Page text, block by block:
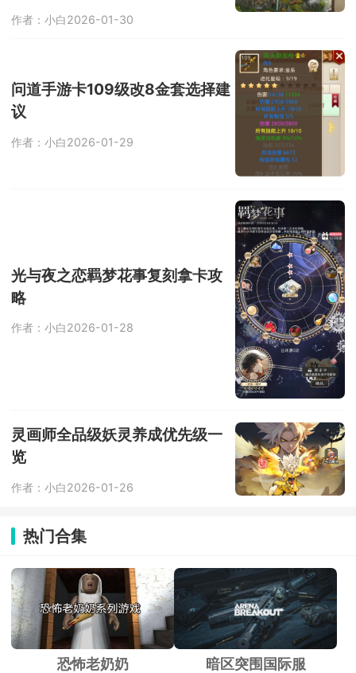
作者：小白2026-01-30
问道手游卡109级改8金套选择建
议
作者：小白2026-01-29
光与夜之恋羁梦花事复刻拿卡攻
略
作者：小白2026-01-28
灵画师全品级妖灵养成优先级一
览
作者：小白2026-01-26
热门合集
恐怖老奶奶 暗区突围国际服